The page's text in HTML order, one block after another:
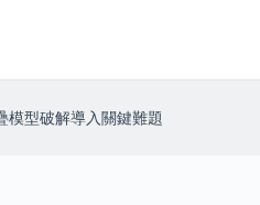
模型破解導入關鍵難題